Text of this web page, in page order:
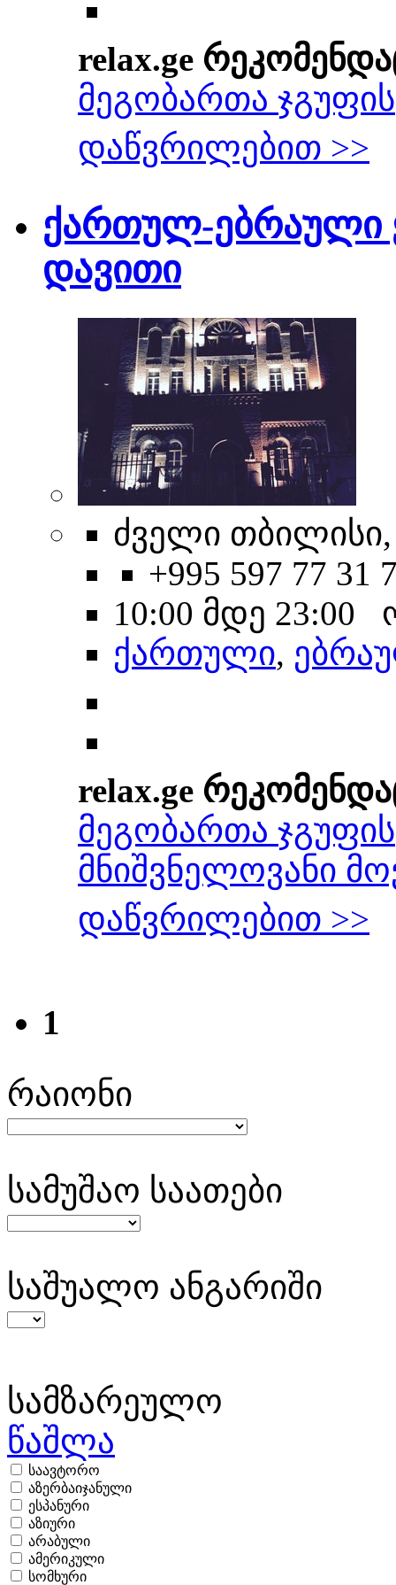
relax.ge
მეგობართა ჯგუფის
დაწვრილებით >>
ქართულ-ებრაული
დავითი
ძველი თბილისი,
+995 597 77 31
10:00 მდე 23:00
ქართული,
relax.ge
მეგობართა ჯგუფის
მნიშვნელოვანი
დაწვრილებით >>
1
რაიონი
სამუშაო საათები
საშუალო ანგარიში
სამზარეულო
წაშლა
საავტორო
აზერბაიჯანული
ესპანური
აზიური
არაბული
ამერიკული
სომხური